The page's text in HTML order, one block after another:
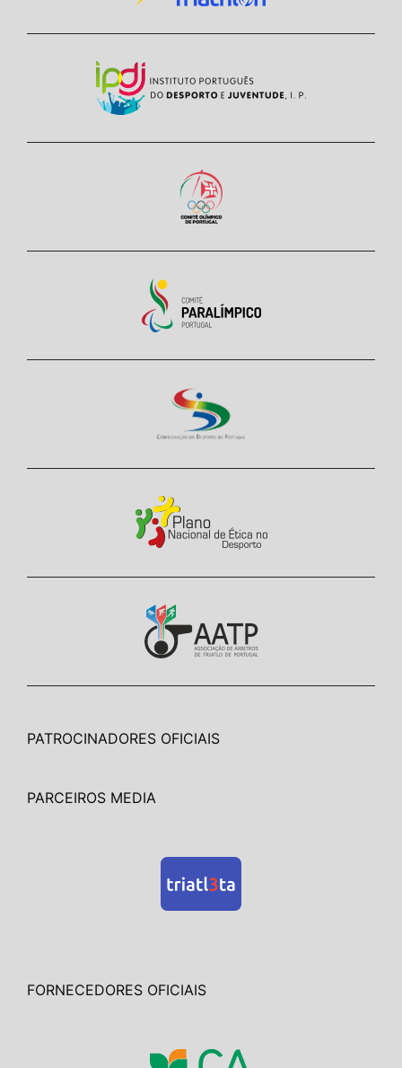
PATROCINADORES OFICIAIS
PARCEIROS MEDIA
FORNECEDORES OFICIAIS